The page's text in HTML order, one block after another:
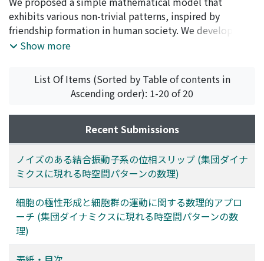
Takeshi;Osuka, Koichi;Kawakatsu, Toshihiro ;Ishiguro,
Akio;カノウ, タケシ; オオスカ, コウイチ ;カワカツ, トシ
ヒロ;イシグロ, アキオ
exhibits various non-trivial patterns, inspired by
friendship formation in human society. We developed
this model just for curiosity and do not have any
model could help understand the essential mechanism
for the emergence of dynamical order in various
systems, as well as be used in the design of artificial
systems such as swarm robotic systems.
Show more
List Of Items (Sorted by Table of contents in
Ascending order): 1-20 of 20
Recent Submissions
ノイズのある結合振動子系の位相スリップ (集団ダイナ
ミクスに現れる時空間パターンの数理)
細胞の極性形成と細胞群の運動に関する数理的アプロ
ーチ (集団ダイナミクスに現れる時空間パターンの数
理)